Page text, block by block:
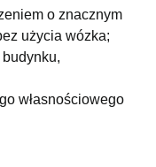
o znacznym
użycia wózka;
własnościowego